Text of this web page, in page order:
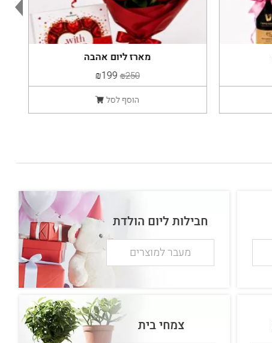
מארז ליום אהבה
₪250
₪199
הוסף לסל
חבילות ליום הולדת
מעבר למוצרים
צמחי בית